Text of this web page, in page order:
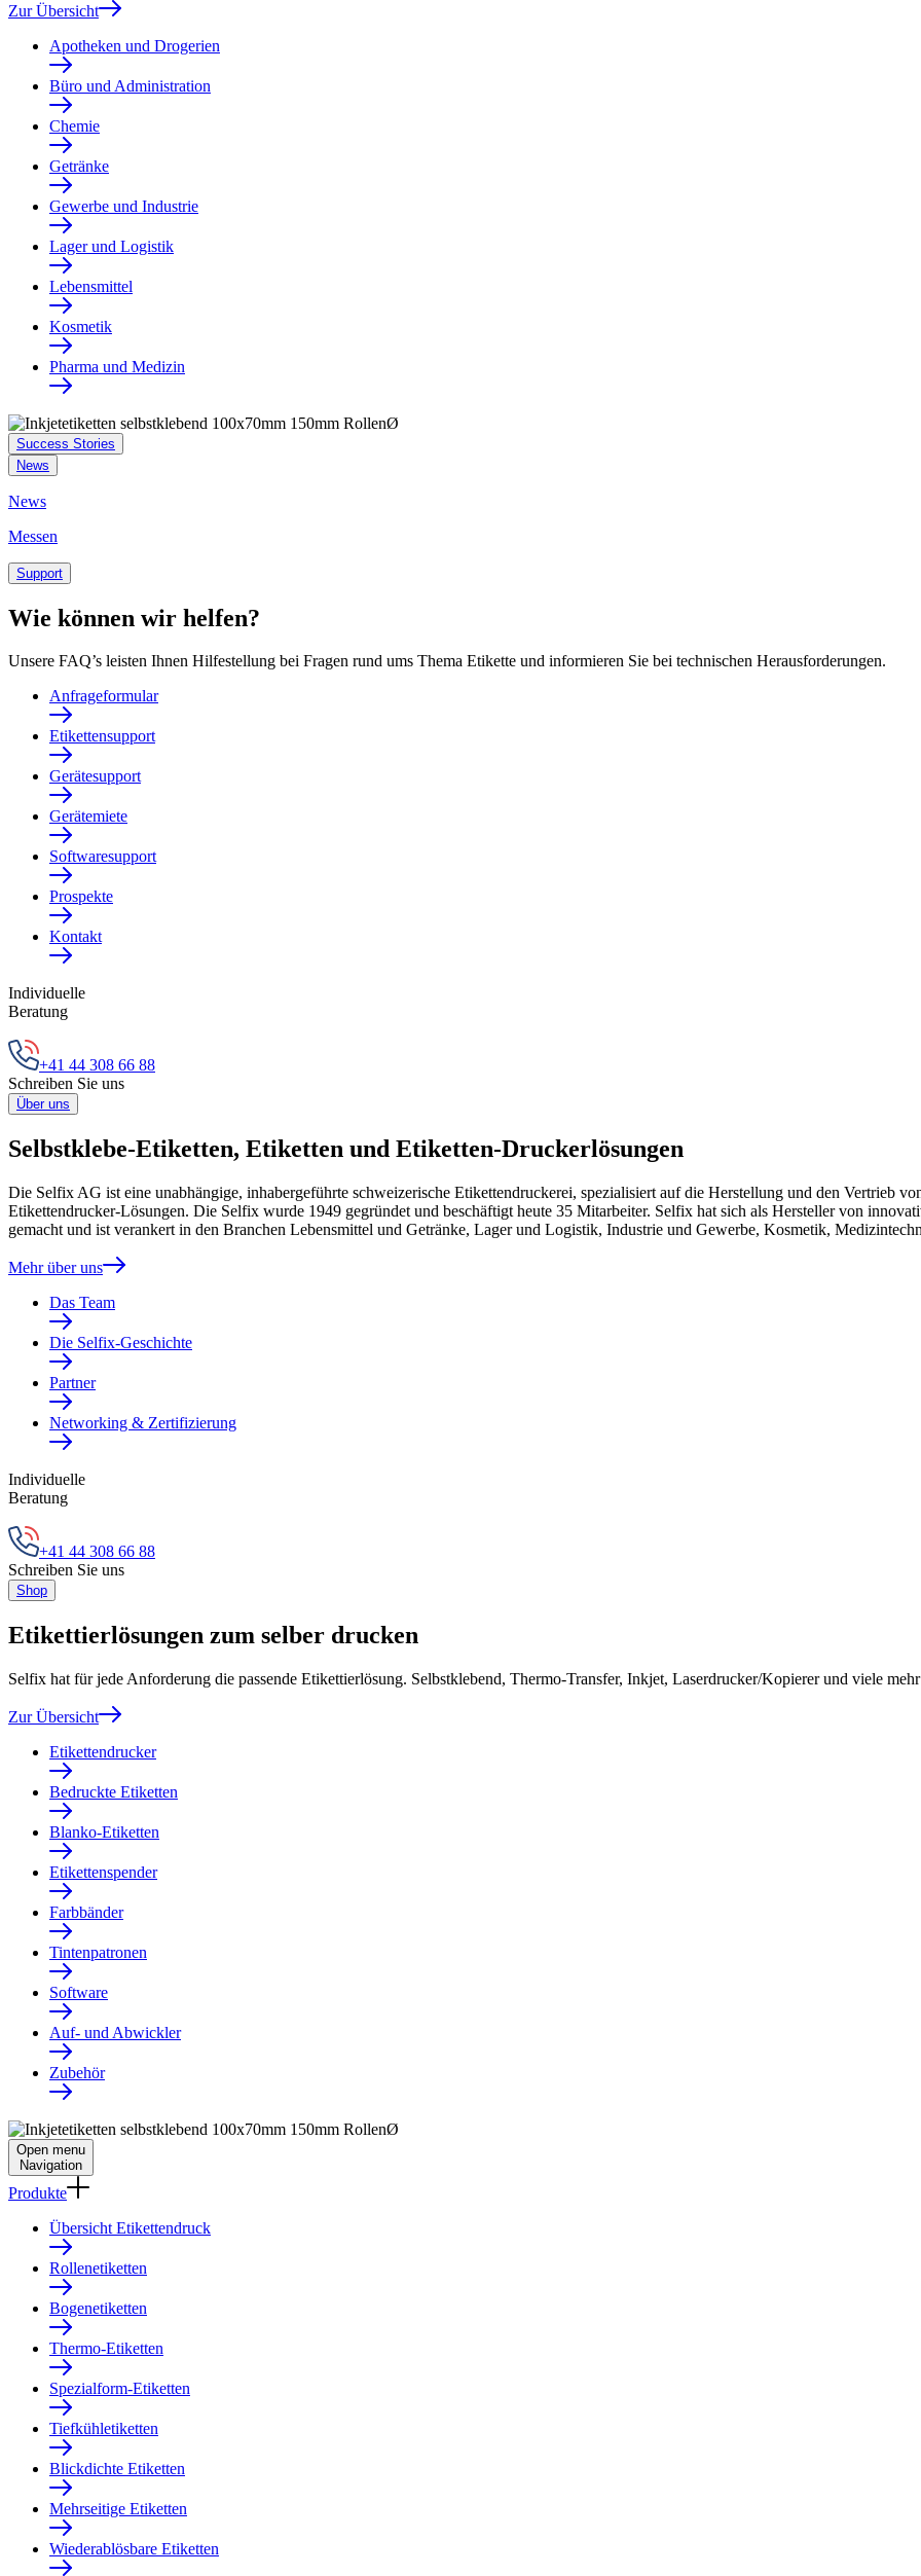
Zur Übersicht
Apotheken und Drogerien
Büro und Administration
Chemie
Getränke
Gewerbe und Industrie
Lager und Logistik
Lebensmittel
Kosmetik
Pharma und Medizin
Success Stories
News
News
Messen
Support
Wie können wir helfen?
Unsere FAQ’s leisten Ihnen Hilfestellung bei Fragen rund ums Thema Etikette und informieren Sie bei technischen Herausforderungen.
Anfrageformular
Etikettensupport
Gerätesupport
Gerätemiete
Softwaresupport
Prospekte
Kontakt
Individuelle
Beratung
+41 44 308 66 88
Schreiben Sie uns
Über uns
Selbstklebe-Etiketten, Etiketten und Etiketten-Druckerlösungen
Die Selfix AG ist eine unabhängige, inhabergeführte schweizerische Etikettendruckerei, spezialisiert auf die Herstellung und den Vertrieb
Etikettendrucker-Lösungen. Die Selfix wurde 1949 gegründet und beschäftigt heute 35 Mitarbeiter. Selfix hat sich als Hersteller von
gemacht und ist verankert in den Branchen Lebensmittel und Getränke, Lager und Logistik, Industrie und Gewerbe, Kosmetik,
Mehr über uns
Das Team
Die Selfix-Geschichte
Partner
Networking & Zertifizierung
Individuelle
Beratung
+41 44 308 66 88
Schreiben Sie uns
Shop
Etikettierlösungen zum selber drucken
Selfix hat für jede Anforderung die passende Etikettierlösung. Selbstklebend, Thermo-Transfer, Inkjet, Laserdrucker/Kopierer und viele
Zur Übersicht
Etikettendrucker
Bedruckte Etiketten
Blanko-Etiketten
Etikettenspender
Farbbänder
Tintenpatronen
Software
Auf- und Abwickler
Zubehör
Open menu
Navigation
Produkte
Übersicht Etikettendruck
Rollenetiketten
Bogenetiketten
Thermo-Etiketten
Spezialform-Etiketten
Tiefkühletiketten
Blickdichte Etiketten
Mehrseitige Etiketten
Wiederablösbare Etiketten